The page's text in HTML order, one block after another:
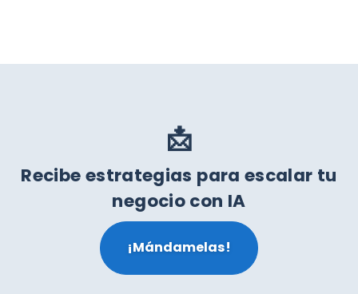
📩
Recibe estrategias para escalar tu
negocio con IA
¡Mándamelas!